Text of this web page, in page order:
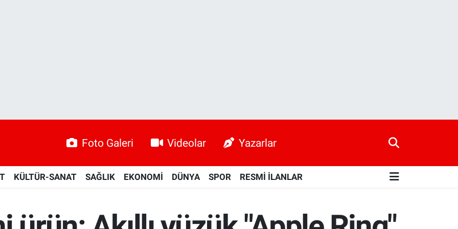
Foto Galeri Videolar Yazarlar
KÜLTÜR-SANAT SAĞLIK EKONOMİ DÜNYA SPOR RESMİ İLANLAR